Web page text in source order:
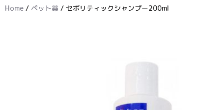
キ
Home / ペット薬 / セボリティックシャンプー200ml